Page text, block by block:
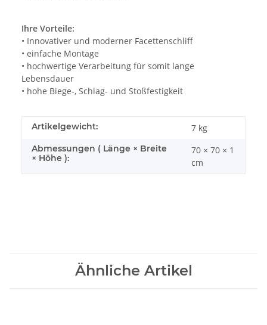
Ihre Vorteile:
• Innovativer und moderner Facettenschliff
• einfache Montage
• hochwertige Verarbeitung für somit lange
Lebensdauer
• hohe Biege-, Schlag- und Stoßfestigkeit
Artikelgewicht: 7 kg
Abmessungen ( Länge × Breite
× Höhe ):
70 × 70 × 1
cm
Ähnliche Artikel